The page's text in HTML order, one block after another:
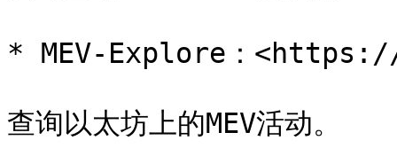
* MEV-Explore：
查询以太坊上的MEV活动。